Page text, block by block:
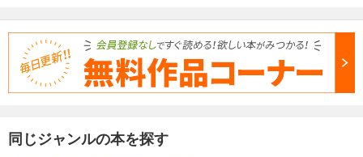
同じジャンルの本を探す